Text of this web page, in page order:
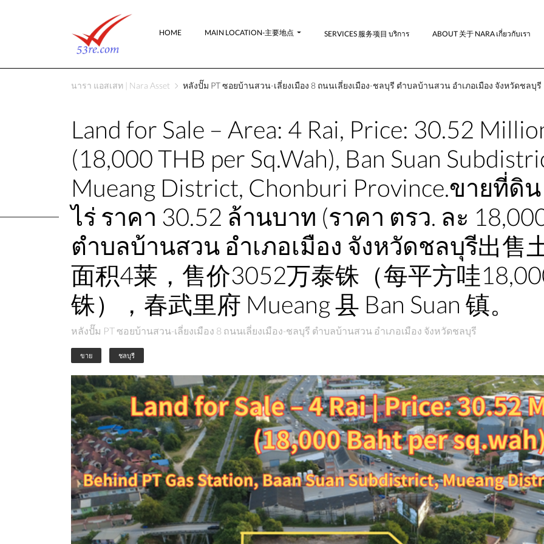
HOME MAIN LOCATION-主要地点 SERVICES 服务项目 บริการ ABOUT 关于 NARA เกี่ยวกับเรา
นารา แอสเสท | Nara Asset หลังปั๊ม PT ซอยบ้านสวน-เลี่ยงเมือง 8 ถนนเลี่ยงเมือง-ชลบุรี ตำบลบ้านสวน อำเภอเมือง จังหวัดชลบุรี
Land for Sale – Area: 4 Rai, Price: 30.52
(18,000 THB per Sq.Wah), Ban Suan
Mueang District, Chonburi Province.ขายที่ดิ
ไร่ ราคา 30.52 ล้านบาท (ราคา ตรว. ละ
ตำบลบ้านสวน อำเภอเมือง จังหวัดชลบุรี出售
面积4莱，售价3052万泰铢（每平方哇
铢），春武里府 Mueang 县 Ban Suan 镇。
หลังปั๊ม PT ซอยบ้านสวน-เลี่ยงเมือง 8 ถนนเลี่ยงเมือง-ชลบุรี ตำบลบ้านสวน อำเภอเมือง จังหวัดชลบุรี
ขาย ชลบุรี